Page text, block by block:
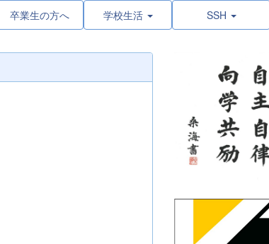
卒業生の方へ 学校生活 SSH